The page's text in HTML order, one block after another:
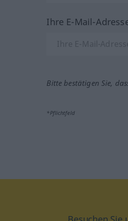
Ihre E-Mail-
Bitte bestätigen Sie,
*Pflichtfeld